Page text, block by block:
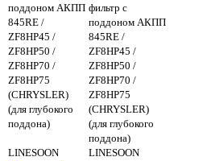
поддоном АКПП
845RE /
ZF8HP45 /
ZF8HP50 /
ZF8HP70 /
ZF8HP75
(CHRYSLER)
(для глубокого
поддона)
LINESOON
фильтр с
поддоном АКПП
845RE /
ZF8HP45 /
ZF8HP50 /
ZF8HP70 /
ZF8HP75
(CHRYSLER)
(для глубокого
поддона)
LINESOON